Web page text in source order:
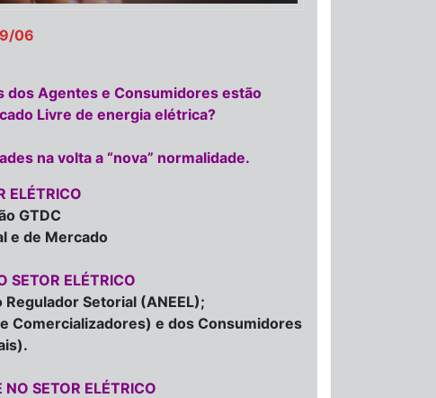
06
dos Agentes e Consumidores estão
Livre de energia elétrica?
na volta a “nova” normalidade.
ELÉTRICO
GTDC
e de Mercado
SETOR ELÉTRICO
Setorial (ANEEL);
Comercializadores) e dos Consumidores
SETOR ELÉTRICO